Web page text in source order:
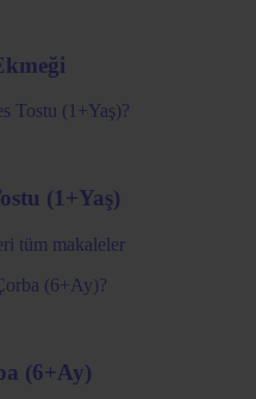
(1+Yaş)
tüm makaleler
(6+Ay)